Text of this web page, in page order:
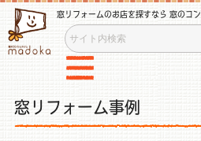
窓リフォームのお店を探すなら 窓のコ
窓リフォーム事例